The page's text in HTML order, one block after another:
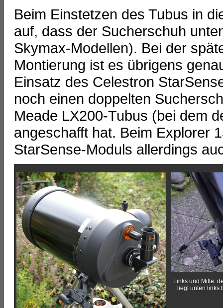
Beim Einstetzen des Tubus in
auf, dass der Sucherschuh
Skymax-Modellen). Bei der
Montierung ist es übrigens
Einsatz des Celestron
noch einen doppelten
Meade LX200-Tubus (bei dem
angeschafft hat. Beim Explorer
StarSense-Moduls allerdings
Links und Mitte:
liegt unten links